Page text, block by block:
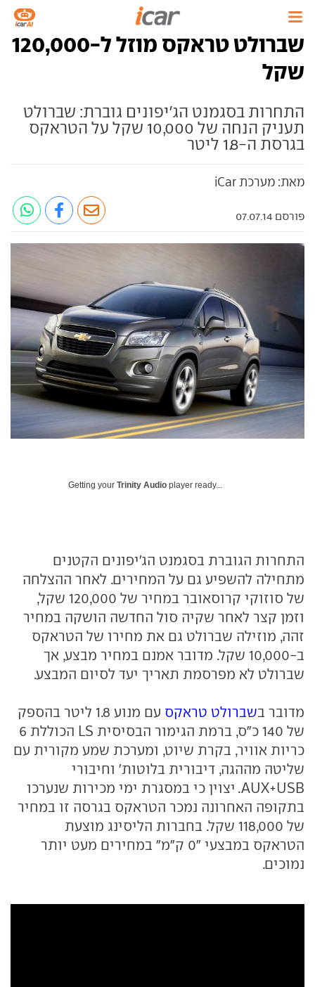
שברולט טראקס מוזל ל-120,000
שקל
התחרות בסגמנט הג'יפונים גוברת: שברולט
תעניק הנחה של 10,000 שקל על הטראקס
בגרסת ה-1.8 ליטר
מאת: מערכת iCar
פורסם 07.07.14
Getting your Trinity Audio player ready...
התחרות הגוברת בסגמנט הג'יפונים הקטנים
מתחילה להשפיע גם על המחירים. לאחר ההצלחה
של סוזוקי קרוסאובר במחיר של 120,000 שקל,
וזמן קצר לאחר שקיה סול החדשה הושקה במחיר
זהה, מוזילה שברולט גם את מחירו של הטראקס
ב-10,000 שקל. מדובר אמנם במחיר מבצע, אך
שברולט לא מפרסמת תאריך יעד לסיום המבצע.
מדובר בשברולט טראקס
עם מנוע 1.8 ליטר בהספק
של 140 כ"ס, ברמת הגימור הבסיסית LS הכוללת 6
כריות אוויר, בקרת שיוט, ומערכת שמע מקורית עם
שליטה מההגה, דיבורית בלוטות' וחיבורי
AUX+USB. יצוין כי במסגרת ימי מכירות שנערכו
בתקופה האחרונה נמכר הטראקס בגרסה זו במחיר
של 118,000 שקל. בחברות הליסינג מוצעת
הטראקס במבצעי "0 ק"מ" במחירים מעט יותר
נמוכים.